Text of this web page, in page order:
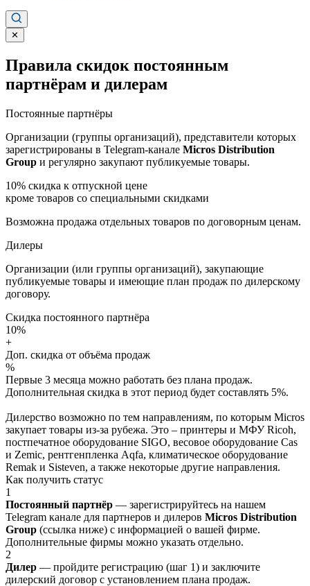
✕
Правила скидок постоянным
партнёрам и дилерам
Постоянные партнёры
Организации (группы организаций), представители которых
зарегистрированы в Telegram-канале Micros Distribution
Group и регулярно закупают публикуемые товары.
10% скидка к отпускной цене
кроме товаров со специальными скидками
Возможна продажа отдельных товаров по договорным ценам.
Дилеры
Организации (или группы организаций), закупающие
публикуемые товары и имеющие план продаж по дилерскому
договору.
Скидка постоянного партнёра
10%
+
Доп. скидка от объёма продаж
%
Первые 3 месяца можно работать без плана продаж.
Дополнительная скидка в этот период будет составлять 5%.
Дилерство возможно по тем направлениям, по которым Micros
закупает товары из-за рубежа. Это – принтеры и МФУ Ricoh,
постпечатное оборудование SIGO, весовое оборудование Cas
и Zemic, рентгенпленка Aqfa, климатическое оборудование
Remak и Sisteven, а также некоторые другие направления.
Как получить статус
1
Постоянный партнёр — зарегистрируйтесь на нашем
Telegram канале для партнеров и дилеров Micros Distribution
Group (ссылка ниже) с информацией о вашей фирме.
Дополнительные фирмы можно указать отдельно.
2
Дилер — пройдите регистрацию (шаг 1) и заключите
дилерский договор с установлением плана продаж.